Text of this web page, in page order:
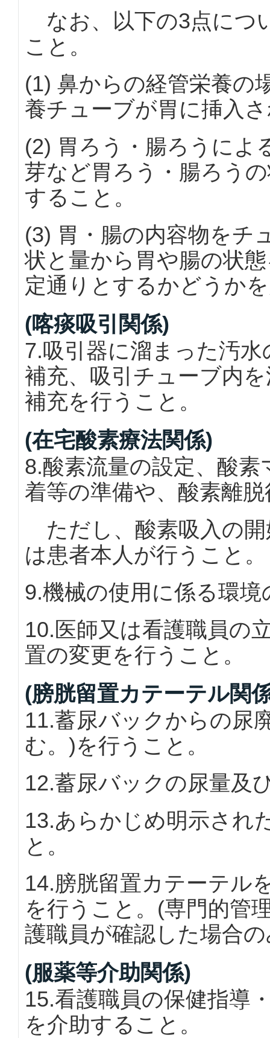
なお、以下の3点につ
こと。
(1) 鼻からの経管栄養の
養チューブが胃に挿入
(2) 胃ろう・腸ろうによ
芽など胃ろう・腸ろう
すること。
(3) 胃・腸の内容物をチ
状と量から胃や腸の状
定通りとするかどうか
(喀痰吸引関係)
7.吸引器に溜まった汚
補充、吸引チューブ内
補充を行うこと。
(在宅酸素療法関係)
8.酸素流量の設定、酸
着等の準備や、酸素離
ただし、酸素吸入の開
は患者本人が行うこと。
9.機械の使用に係る環
10.医師又は看護職員の
置の変更を行うこと。
(膀胱留置カテーテル関
11.蓄尿バックからの尿
む。)を行うこと。
12.蓄尿バックの尿量及
13.あらかじめ明示され
と。
14.膀胱留置カテーテル
を行うこと。(専門的管
護職員が確認した場合
(服薬等介助関係)
15.看護職員の保健指導
を介助すること。